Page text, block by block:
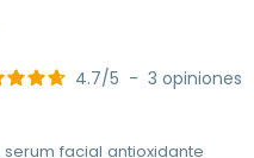
4.7/5 - 3 opiniones
facial antioxidante